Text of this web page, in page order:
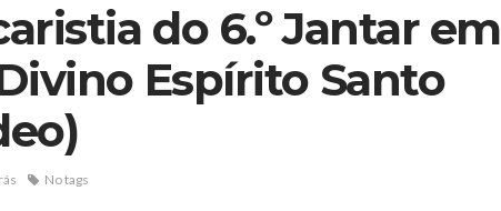
do 6.º Jantar em
Espírito Santo
No tags